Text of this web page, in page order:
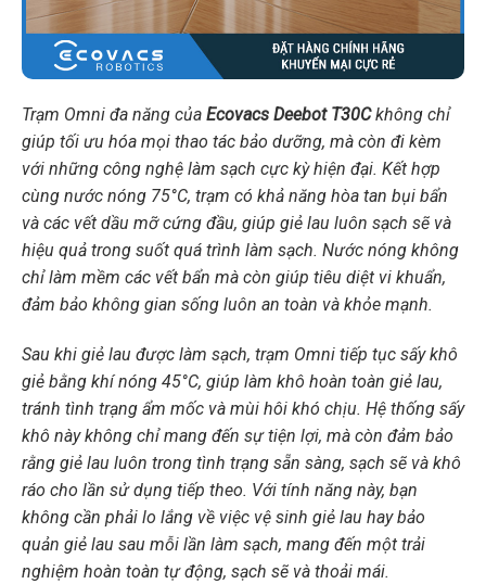
Trạm Omni đa năng của Ecovacs Deebot T30Ckhông chỉ
giúp tối ưu hóa mọi thao tác bảo dưỡng, mà còn đi kèm
với những công nghệ làm sạch cực kỳ hiện đại. Kết hợp
cùng nước nóng 75°C, trạm có khả năng hòa tan bụi bẩn
và các vết dầu mỡ cứng đầu, giúp giẻ lau luôn sạch sẽ và
hiệu quả trong suốt quá trình làm sạch. Nước nóng không
chỉ làm mềm các vết bẩn mà còn giúp tiêu diệt vi khuẩn,
đảm bảo không gian sống luôn an toàn và khỏe mạnh.
Sau khi giẻ lau được làm sạch, trạm Omni tiếp tục sấy khô
giẻ bằng khí nóng 45°C, giúp làm khô hoàn toàn giẻ lau,
tránh tình trạng ẩm mốc và mùi hôi khó chịu. Hệ thống sấy
khô này không chỉ mang đến sự tiện lợi, mà còn đảm bảo
rằng giẻ lau luôn trong tình trạng sẵn sàng, sạch sẽ và khô
ráo cho lần sử dụng tiếp theo. Với tính năng này, bạn
không cần phải lo lắng về việc vệ sinh giẻ lau hay bảo
quản giẻ lau sau mỗi lần làm sạch, mang đến một trải
nghiệm hoàn toàn tự động, sạch sẽ và thoải mái.